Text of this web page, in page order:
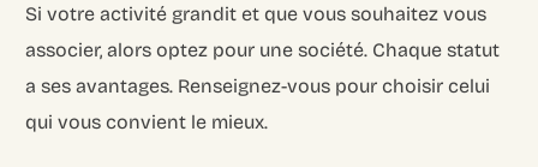
Si votre activité grandit et que vous souhaitez vous
associer, alors optez pour une société. Chaque statut
a ses avantages. Renseignez-vous pour choisir celui
qui vous convient le mieux.